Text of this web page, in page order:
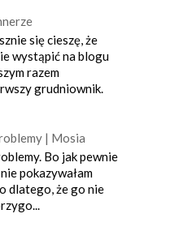
się cieszę, że
wystąpić na blogu
razem
grudniownik.
| Mosia
Bo jak pewnie
pokazywałam
dlatego, że go nie